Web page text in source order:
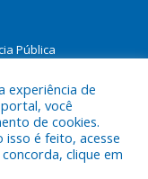
Pública
Municipal de
experiência de
você
de cookies.
é feito, acesse
concorda, clique em